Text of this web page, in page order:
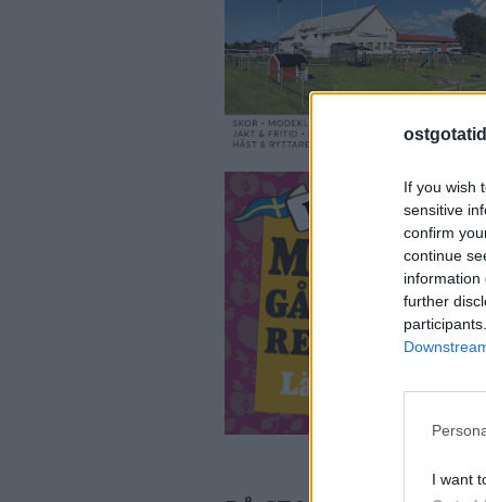
If you wish
sensitive
confirm
continue
information
further
I want